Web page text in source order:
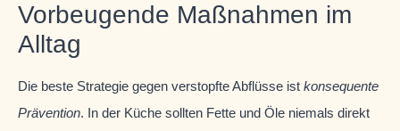
Vorbeugende Maßnahmen im
Alltag
Die beste Strategie gegen verstopfte Abflüsse ist konsequente
Prävention. In der Küche sollten Fette und Öle niemals direkt